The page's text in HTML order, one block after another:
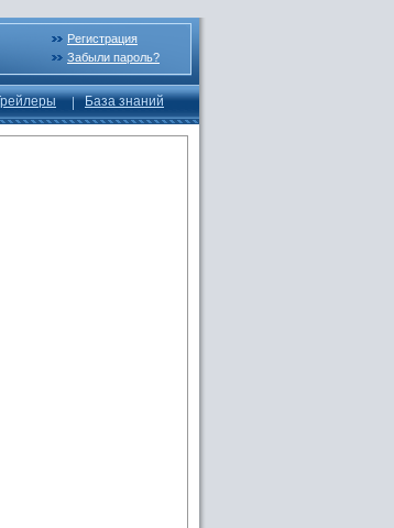
Регистрация
Забыли пароль?
База знаний